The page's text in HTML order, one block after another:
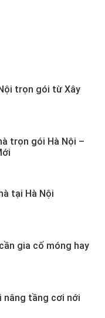
trọn gói từ Xây
trọn gói Hà Nội –
tại Hà Nội
gia cố móng hay
nâng tầng cơi nới